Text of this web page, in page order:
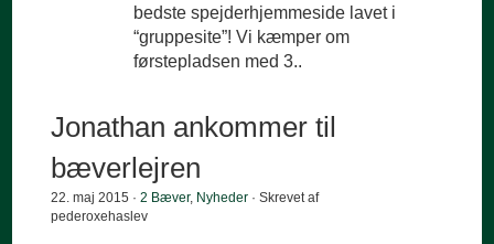
bedste spejderhjemmeside lavet i
“gruppesite”! Vi kæmper om
førstepladsen med 3..
Jonathan ankommer til
bæverlejren
22. maj 2015 ·2 Bæver, Nyheder · Skrevet af
pederoxehaslev